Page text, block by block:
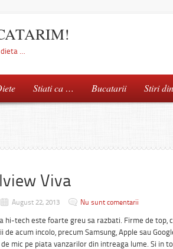
dieta …
Stiati ca … Bucatarii Stiri
Viva
August 22, 2013 Nu sunt comentarii
hi-tech este foarte greu sa razbati. Firme de top,
acum incolo, precum Samsung, Apple sau
mic pe piata vanzarilor din intreaga lume. Si in